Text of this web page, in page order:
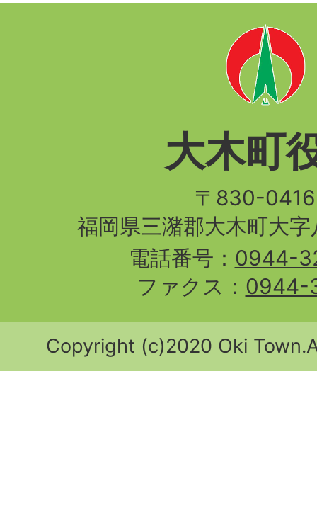
大木町
〒830-
福岡県三潴郡大木町大
電話番号： 0944-
ファクス： 0944-
Copyright (c)2020 Oki